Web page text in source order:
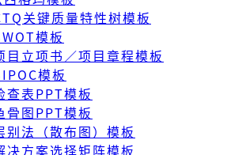
关键质量特性树模板
模板
目立项书／项目章程模板
模板
查表PPT模板
骨图PPT模板
别法（散布图）模板
决方案选择矩阵模板